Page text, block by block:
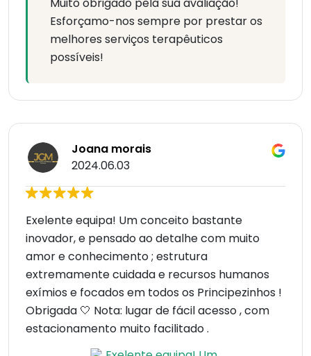
Muito obrigado pela sua avaliação!
Esforçamo-nos sempre por prestar os
melhores serviços terapêuticos
possíveis!
Joana morais
2024.06.03
Exelente equipa! Um conceito bastante
inovador, e pensado ao detalhe com muito
amor e conhecimento ; estrutura
extremamente cuidada e recursos humanos
exímios e focados em todos os Principezinhos !
Obrigada 🤍 Nota: lugar de fácil acesso , com
estacionamento muito facilitado .